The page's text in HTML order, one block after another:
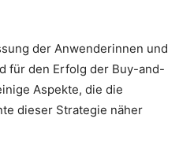
der Anwenderinnen und
für den Erfolg der Buy-and-
Aspekte, die die
dieser Strategie näher